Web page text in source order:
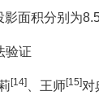
影面积分别为
证
[14] 、王师[15]对